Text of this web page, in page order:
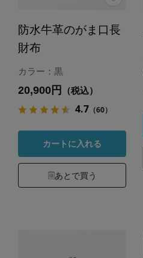
防水牛革のがま口長
財布
カラー：黒
20,900円 （税込）
4.7（60）
カートに入れる
あとで買う